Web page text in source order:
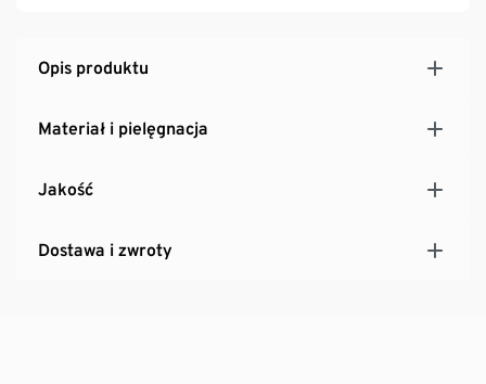
Opis produktu
Materiał i pielęgnacja
Jakość
Dostawa i zwroty